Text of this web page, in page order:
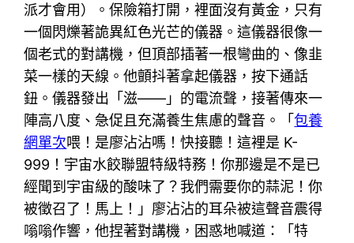
派才會用）。保險箱打開，裡面沒有黃金，只有
一個閃爍著詭異紅色光芒的儀器。這儀器很像一
個老式的對講機，但頂部插著一根彎曲的、像韭
菜一樣的天線。他顫抖著拿起儀器，按下通話
鈕。儀器發出「滋——」的電流聲，接著傳來一
陣高八度、急促且充滿養生焦慮的聲音。「包養
網單次喂！是廖沾沾嗎！快接聽！這裡是 K-
999！宇宙水餃聯盟特級特務！你那邊是不是已
經聞到宇宙級的酸味了？我們需要你的蒜泥！你
被徵召了！馬上！」廖沾沾的耳朵被這聲音震得
嗡嗡作響，他捏著對講機，困惑地喊道：「特